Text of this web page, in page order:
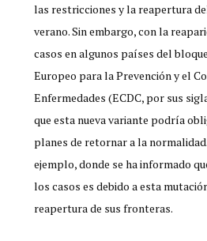
las restricciones y la reapertura
verano. Sin embargo, con la
casos en algunos países del
Europeo para la Prevención y el
Enfermedades (ECDC, por sus
que esta nueva variante podría
planes de retornar a la
ejemplo, donde se ha informado
los casos es debido a esta
reapertura de sus fronteras.